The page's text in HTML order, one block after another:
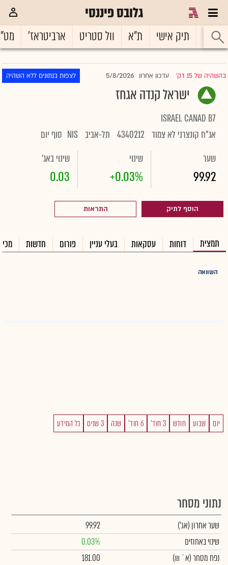
גלובס פיננסי
ראשי תיק אישי ת"א וול סטריט ארביטראז'
בהשהיה של 15 דק' |עדכון אחרון 5/8/2026 לצפות בנתונים ללא השהיה
ישראל קנדה אגחז
ISRAEL CANAD B7
אג"ח קונצרני לא צמוד 4340212 תל-אביב NIS סוף יום
שער
99.92
שינוי
+0.03%
שינוי באג'
0.03
הוסף לתיק התראות
תמצית דוחות עסקאות בעלי עניין פורום חדשות
השוואה
יום שבוע חודש 3 חוד' 6 חוד' שנה 3 שנים כל המידע
נתוני מסחר
שער אחרון (אג')
99.92
שינוי באחוזים
0.03%
נפח מסחר(א` ₪)
181.00